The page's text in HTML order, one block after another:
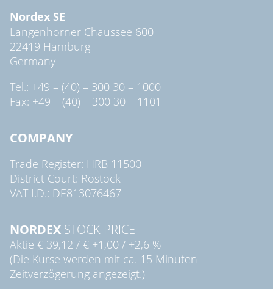
Nordex SE
Langenhorner Chaussee 600
22419 Hamburg
Germany
Tel.: +49 – (40) – 300 30 – 1000
Fax: +49 – (40) – 300 30 – 1101
COMPANY
Trade Register: HRB 11500
District Court: Rostock
VAT I.D.: DE813076467
NORDEX STOCK PRICE
Aktie € 39,12 / € +1,00 / +2,6 %
(Die Kurse werden mit ca. 15 Minuten
Zeitverzögerung angezeigt.)